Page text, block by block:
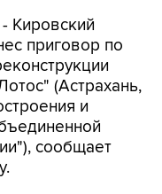
- Кировский
приговор по
(Астрахань,
и
сообщает